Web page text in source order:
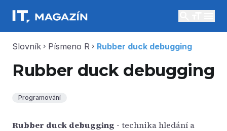
Slovník chevron_right Písmeno R chevron_right Rubber duck debugging
Rubber duck debugging
Programování
Rubber duck debugging - technika hledání a